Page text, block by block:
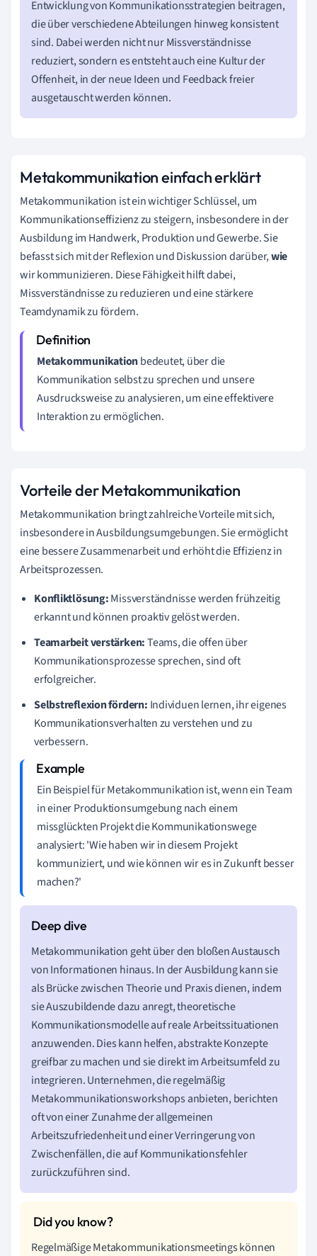
Entwicklung von Kommunikationsstrategien beitragen,
die über verschiedene Abteilungen hinweg konsistent
sind. Dabei werden nicht nur Missverständnisse
reduziert, sondern es entsteht auch eine Kultur der
Offenheit, in der neue Ideen und Feedback freier
ausgetauscht werden können.
Metakommunikation einfach erklärt
Metakommunikation ist ein wichtiger Schlüssel, um
Kommunikationseffizienz zu steigern, insbesondere in der
Ausbildung im Handwerk, Produktion und Gewerbe. Sie
befasst sich mit der Reflexion und Diskussion darüber,wie
wir kommunizieren. Diese Fähigkeit hilft dabei,
Missverständnisse zu reduzieren und eine stärkere
Teamdynamik zu fördern.
Metakommunikationbedeutet, über die
Kommunikation selbst zu sprechen und unsere
Ausdrucksweise zu analysieren, um eine effektivere
Interaktion zu ermöglichen.
Vorteile der Metakommunikation
Metakommunikation bringt zahlreiche Vorteile mit sich,
insbesondere in Ausbildungsumgebungen. Sie ermöglicht
eine bessere Zusammenarbeit und erhöht die Effizienz in
Arbeitsprozessen.
Konfliktlösung:Missverständnisse werden frühzeitig
erkannt und können proaktiv gelöst werden.
Teamarbeit verstärken:Teams, die offen über
Kommunikationsprozesse sprechen, sind oft
erfolgreicher.
Selbstreflexion fördern: Individuen lernen, ihr eigenes
Kommunikationsverhalten zu verstehen und zu
verbessern.
Ein Beispiel für Metakommunikation ist, wenn ein Team
in einer Produktionsumgebung nach einem
missglückten Projekt die Kommunikationswege
analysiert: 'Wie haben wir in diesem Projekt
kommuniziert, und wie können wir es in Zukunft besser
machen?'
Metakommunikation geht über den bloßen Austausch
von Informationen hinaus. In der Ausbildung kann sie
als Brücke zwischen Theorie und Praxis dienen, indem
sie Auszubildende dazu anregt, theoretische
Kommunikationsmodelle auf reale Arbeitssituationen
anzuwenden. Dies kann helfen, abstrakte Konzepte
greifbar zu machen und sie direkt im Arbeitsumfeld zu
integrieren. Unternehmen, die regelmäßig
Metakommunikationsworkshops anbieten, berichten
oft von einer Zunahme der allgemeinen
Arbeitszufriedenheit und einer Verringerung von
Zwischenfällen, die auf Kommunikationsfehler
zurückzuführen sind.
Regelmäßige Metakommunikationsmeetings können